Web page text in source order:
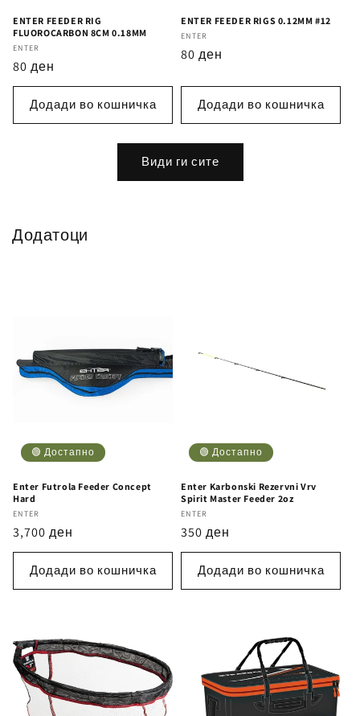
ENTER FEEDER RIG
FLUOROCARBON 8CM 0.18MM
Бренд
ENTER
Регуларна
цена
80 ден
Додади во кошничка
ENTER FEEDER RIGS 0.12MM #12
Бренд
ENTER
Регуларна
80 ден
Додади во кошничка
Види ги сите
Додатоци
🟢 Достапно
Enter Futrola Feeder Concept
Hard
Бренд
ENTER
Регуларна
цена
3,700 ден
Додади во кошничка
🟢 Достапно
Enter Karbonski Rezervni Vrv
Spirit Master Feeder 2oz
Бренд
ENTER
Регуларна
цена
350 ден
Додади во кошничка